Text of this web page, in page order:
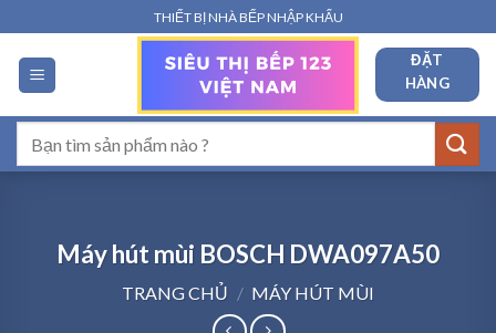
qua
nội
dung
THIẾT BỊ NHÀ BẾP NHẬP KHẨU
ĐẶT
HÀNG
kiếm:
Máy hút mùi BOSCH DWA097A50
TRANG CHỦ / MÁY HÚT MÙI